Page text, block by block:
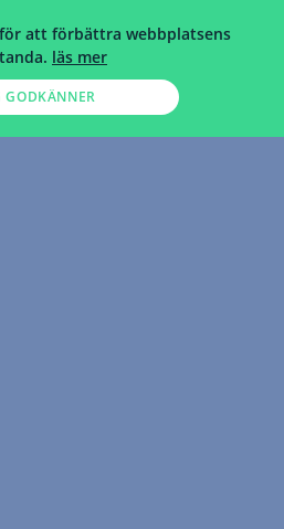
att förbättra webbplatsens
läs mer
GODKÄNNER